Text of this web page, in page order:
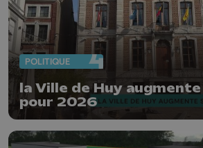
POLITIQUE
la Ville de Huy
pour 2026